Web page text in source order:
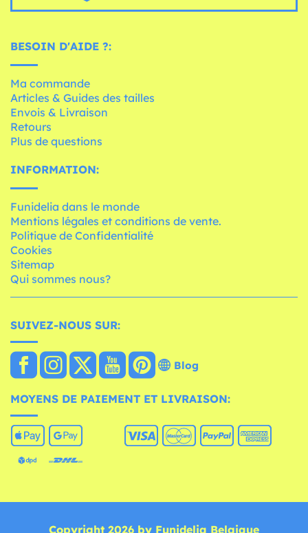
BESOIN D'AIDE ?:
Ma commande
Articles & Guides des tailles
Envois & Livraison
Retours
Plus de questions
INFORMATION:
Funidelia dans le monde
Mentions légales et conditions de vente.
Politique de Confidentialité
Cookies
Sitemap
Qui sommes nous?
SUIVEZ-NOUS SUR:
Blog
MOYENS DE PAIEMENT ET LIVRAISON:
Copyright 2026 by Funidelia Belgique